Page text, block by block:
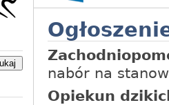
nabór na
Opiekun